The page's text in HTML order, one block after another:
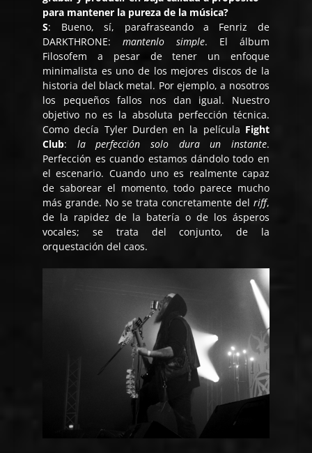
para mantener la pureza de la música?
S: Bueno, sí, parafraseando a Fenriz de
DARKTHRONE:mantenlo simple. El álbum
Filosofem a pesar de tener un enfoque
minimalista es uno de los mejores discos de la
historia del black metal. Por ejemplo, a nosotros
los pequeños fallos nos dan igual. Nuestro
objetivo no es la absoluta perfección técnica.
Como decía Tyler Durden en la película Fight
Club: la perfección solo dura un instante.
Perfección es cuando estamos dándolo todo en
el escenario. Cuando uno es realmente capaz
de saborear el momento, todo parece mucho
más grande. No se trata concretamente del riff,
de la rapidez de la batería o de los ásperos
vocales; se trata del conjunto, de la
orquestación del caos.